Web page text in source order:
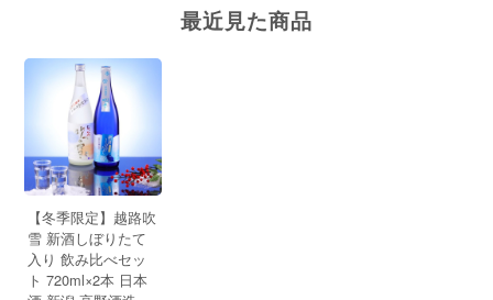
最近見た商品
【冬季限定】越路吹
雪 新酒しぼりたて
入り 飲み比べセッ
ト 720ml×2本 日本